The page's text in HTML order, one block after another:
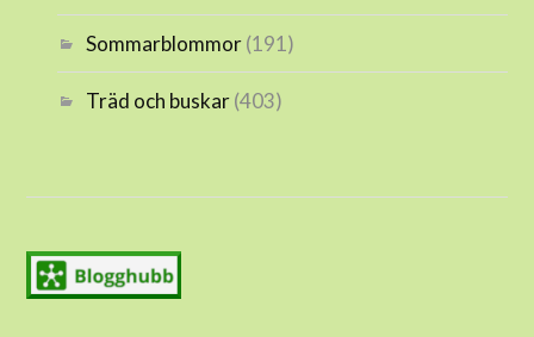
Sommarblommor(191)
Träd och buskar(403)